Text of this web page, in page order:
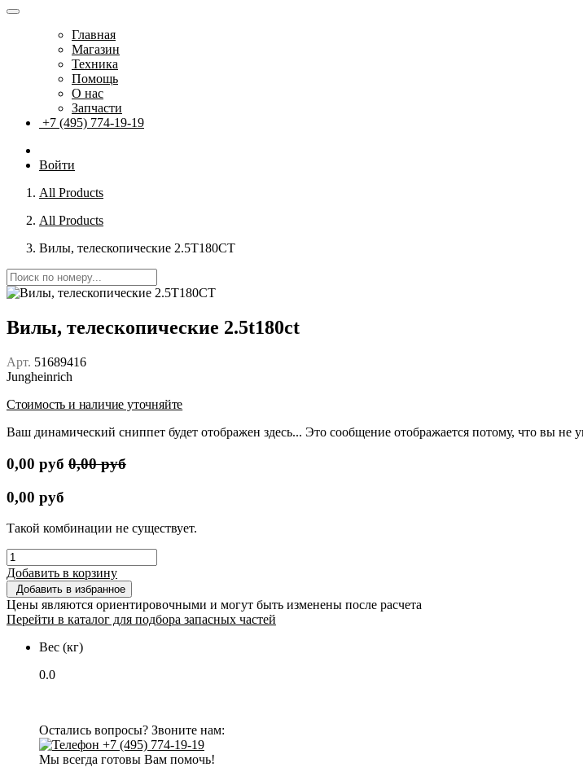
Главная
Магазин
Техника
Помощь
О нас
Запчасти
+7 (495) 774-19-19
Войти
All Products
All Products
Вилы, телескопические 2.5T180CT
Вилы, телескопические 2.5t180ct
Арт. 51689416
Jungheinrich
Стоимость и наличие уточняйте
Ваш динамический сниппет будет отображен здесь... Это сообщение отображается потому, что вы не
0,00 руб 0,00руб
0,00 руб
Такой комбинации не существует.
Добавить в корзину
Добавить в избранное
Цены являются ориентировочными и могут быть изменены после расчета
Перейти в каталог для подбора запасных частей
Вес (кг)
0.0
Остались вопросы? Звоните нам:
+7 (495) 774-19-19
Мы всегда готовы Вам помочь!